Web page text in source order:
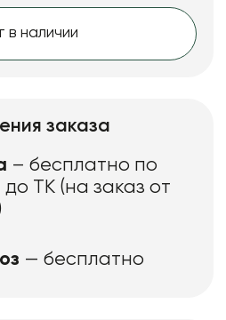
в наличии
заказа
– бесплатно по
ТК (на заказ от
— бесплатно